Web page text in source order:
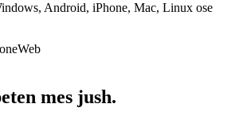
Android, iPhone, Mac, Linux ose
Web
mes jush.